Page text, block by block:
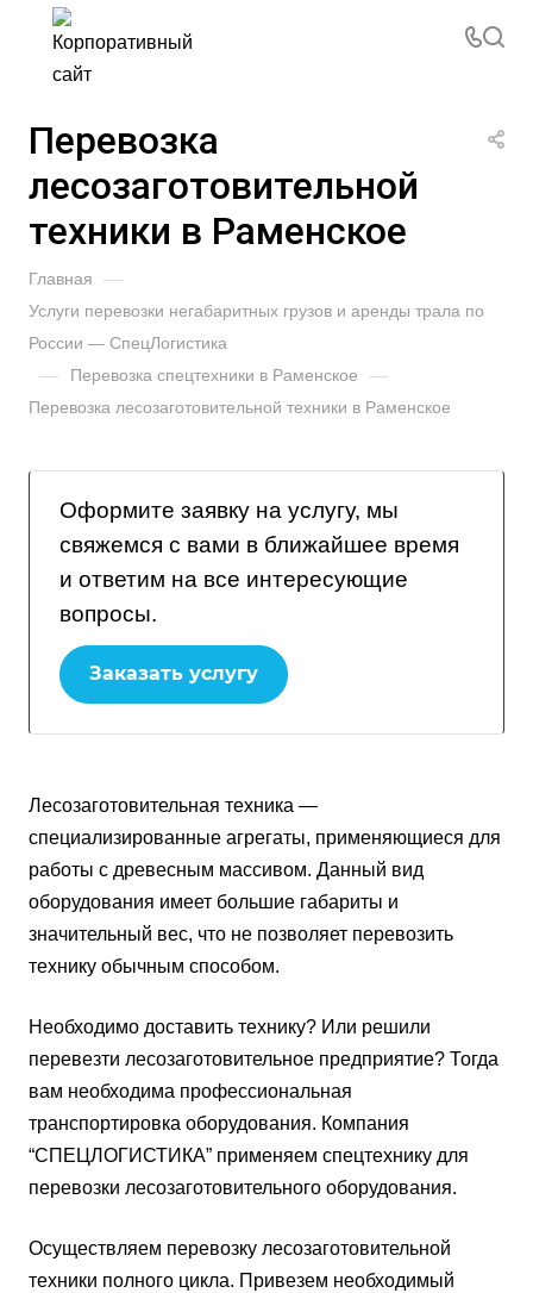
Перевозка
лесозаготовительной
техники в Раменское
Главная —
Услуги перевозки негабаритных грузов и аренды трала по
России — СпецЛогистика
— Перевозка спецтехники в Раменское —
Перевозка лесозаготовительной техники в Раменское
Оформите заявку на услугу, мы
свяжемся с вами в ближайшее время
и ответим на все интересующие
вопросы.
Заказать услугу
Лесозаготовительная техника —
специализированные агрегаты, применяющиеся для
работы с древесным массивом. Данный вид
оборудования имеет большие габариты и
значительный вес, что не позволяет перевозить
технику обычным способом.
Необходимо доставить технику? Или решили
перевезти лесозаготовительное предприятие? Тогда
вам необходима профессиональная
транспортировка оборудования. Компания
“СПЕЦЛОГИСТИКА” применяем спецтехнику для
перевозки лесозаготовительного оборудования.
Осуществляем перевозку лесозаготовительной
техники полного цикла. Привезем необходимый